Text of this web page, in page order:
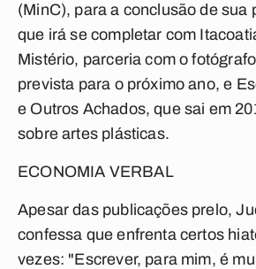
(MinC), para a conclusão de sua
que irá se completar com
Mistério, parceria com o
prevista para o próximo ano, e
e Outros Achados, que sai em
sobre artes plásticas.
ECONOMIA VERBAL
Apesar das publicações prelo,
confessa que enfrenta certos
vezes: "Escrever, para mim, é